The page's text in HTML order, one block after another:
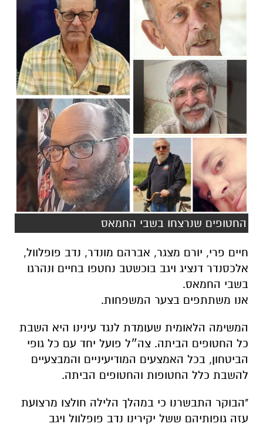
החטופים שנרצחו בשבי החמאס
חיים פרי, יורם מצגר, אברהם מונדר, נדב פופלוול,
אלכסנדר דנציג ויגב בוכשטב נחטפו בחיים ונהרגו
בשבי החמאס.
אנו משתתפים בצער המשפחות.
המשימה הלאומית שעומדת לנגד עינינו היא השבת
כל החטופים הביתה. צה״ל פועל יחד עם כל גופי
הביטחון, בכל האמצעים המודיעיניים והמבצעיים
להשבת כלל החטופות והחטופים הביתה.
"הבוקר התבשרנו כי במהלך הלילה חולצו מרצועת
עזה גופותיהם ששל יקירינו נדב פופלוול ויגב